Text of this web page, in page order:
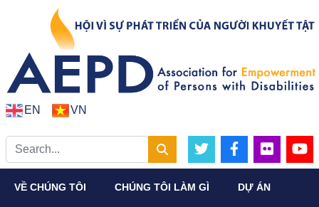
EN VN
VỀ CHÚNG TÔI CHÚNG TÔI LÀM GÌ DỰ ÁN